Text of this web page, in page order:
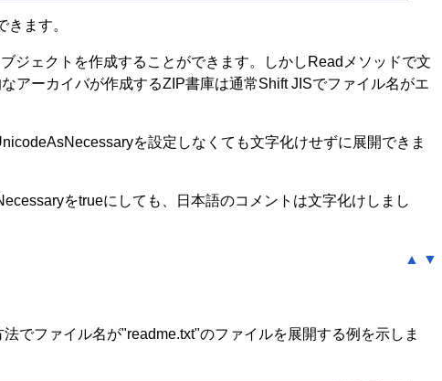
ます。
ジェクトを作成することができます。しかしReadメソッドで文
アーカイバが作成するZIP書庫は通常Shift JISでファイル名がエ
を設定しなくても文字化けせずに展開できま
をtrueにしても、日本語のコメントは文字化けしまし
▲ ▼
でファイル名が"readme.txt"のファイルを展開する例を示しま